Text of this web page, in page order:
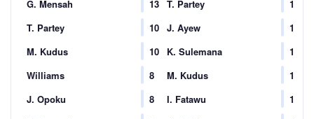
G. Mensah
13
T. Partey
10
M. Kudus
10
Williams
8
J. Opoku
8
T. Partey
1
J. Ayew
1
K. Sulemana
1
M. Kudus
1
I. Fatawu
1